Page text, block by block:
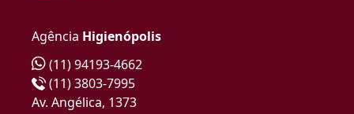
Agência Higienópolis
(11) 94193-4662
(11) 3803-7995
Av. Angélica, 1373